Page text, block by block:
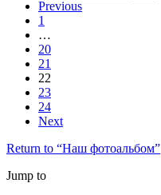
Previous
1
…
20
21
22
23
24
Next
Return to “Наш фотоальбом”
Jump to